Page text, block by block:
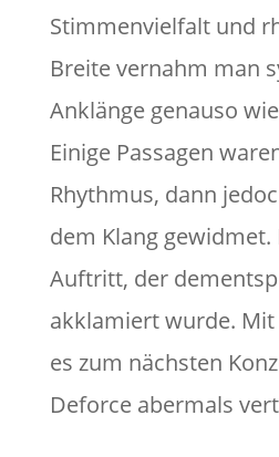
Stimmenvielfalt und
Breite vernahm man
Anklänge genauso
Einige Passagen
Rhythmus, dann
dem Klang
Auftritt, der
akklamiert wurde. Mit
es zum nächsten
Deforce abermals